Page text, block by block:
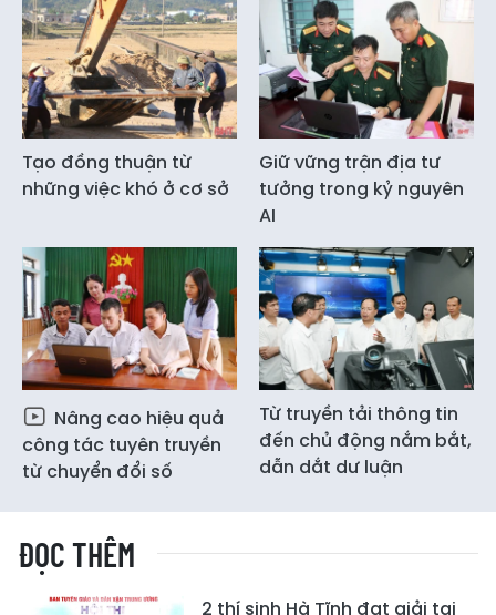
Tạo đồng thuận từ
những việc khó ở cơ sở
Giữ vững trận địa tư
tưởng trong kỷ nguyên
AI
Nâng cao hiệu quả
công tác tuyên truyền
từ chuyển đổi số
Từ truyền tải thông tin
đến chủ động nắm bắt,
dẫn dắt dư luận
ĐỌC THÊM
2 thí sinh Hà Tĩnh đạt giải tại